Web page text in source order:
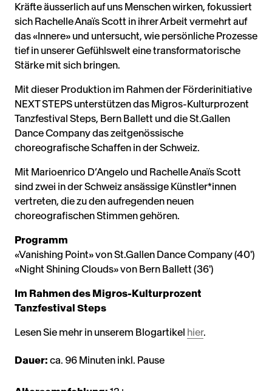
Kräfte äusserlich auf uns Menschen wirken, fokussiert
sich Rachelle Anaïs Scott in ihrer Arbeit vermehrt auf
das «Innere» und untersucht, wie persönliche Prozesse
tief in unserer Gefühlswelt eine transformatorische
Stärke mit sich bringen.
Mit dieser Produktion im Rahmen der Förderinitiative
NEXT STEPS unterstützen das Migros-Kulturprozent
Tanzfestival Steps, Bern Ballett und die St.Gallen
Dance Company das zeitgenössische
choreografische Schaffen in der Schweiz.
Mit Marioenrico D’Angelo und Rachelle Anaïs Scott
sind zwei in der Schweiz ansässige Künstler*innen
vertreten, die zu den aufregenden neuen
choreografischen Stimmen gehören.
Programm
«Vanishing Point» von St.Gallen Dance Company (40')
«Night Shining Clouds» von Bern Ballett (36')
Im Rahmen des Migros-Kulturprozent
Tanzfestival Steps
Lesen Sie mehr in unserem Blogartikel hier.
Dauer: ca. 96 Minuten inkl. Pause